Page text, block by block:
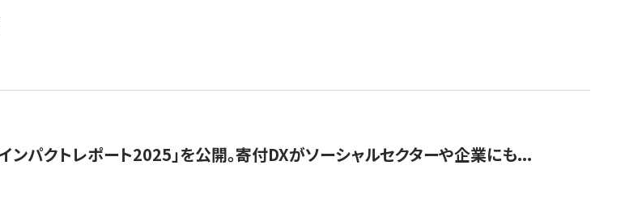
ンパクトレポート2025」を公開。寄付DXがソーシャルセクターや企業にも...